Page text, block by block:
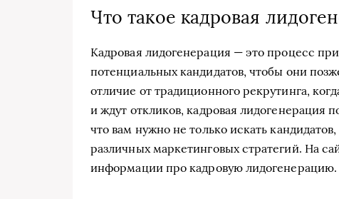
Что такое кадровая
Кадровая лидогенерация — это процесс
потенциальных кандидатов, чтобы они
отличие от традиционного рекрутинга,
и ждут откликов, кадровая лидогенерация
что вам нужно не только искать
различных маркетинговых стратегий. На
информации про кадровую лидогенерацию.